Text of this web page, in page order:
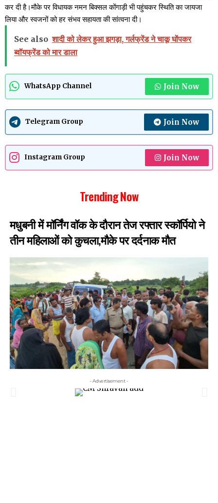
कर दी है।मौके पर विधायक नमन बिक्सल कोंगाड़ी भी पहुंचकर स्थिति का जायजा
लिया और स्वजनों को हर संभव सहायता की सांत्वना दी।
See also शादी को लेकर हुआ झगड़ा, गर्लफ्रेंड ने चाकू घोंपकर
ब्वॉयफ्रेंड को मार डाला
WhatsApp Channel Join Now
Telegram Group Join Now
Instagram Group Join Now
Trending Now
मधुबनी में मॉर्निंग वॉक के दौरान तेज रफ्तार स्कॉर्पियो ने
तीन महिलाओं को कुचला,मौके पर दर्दनाक मौत
- Advertisement -